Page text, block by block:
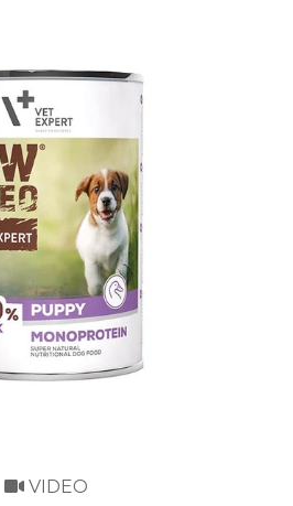
VIDEO